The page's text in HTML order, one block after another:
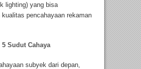
lighting) yang bisa
pencahayaan rekaman
5 Sudut Cahaya
subyek dari depan,